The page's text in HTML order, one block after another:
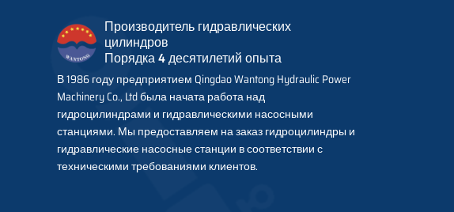
Производитель гидравлических
цилиндров
Порядка 4 десятилетий опыта
В 1986 году предприятием Qingdao Wantong Hydraulic Power
Machinery Co., Ltd была начата работа над
гидроцилиндрами и гидравлическими насосными
станциями. Мы предоставляем на заказ гидроцилиндры и
гидравлические насосные станции в соответствии с
техническими требованиями клиентов.